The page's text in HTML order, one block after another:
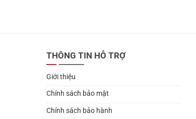
THÔNG TIN HỖ TRỢ
Giới thiệu
Chính sách bảo mật
Chính sách bảo hành